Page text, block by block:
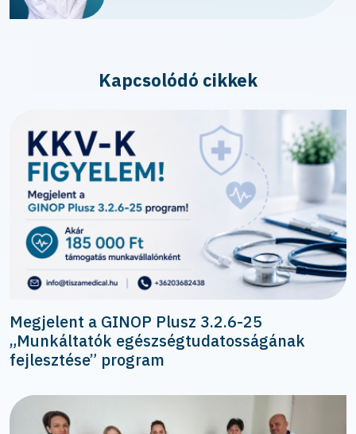
Kapcsolódó cikkek
Megjelent a GINOP Plusz 3.2.6-25
„Munkáltatók egészségtudatosságának
fejlesztése” program